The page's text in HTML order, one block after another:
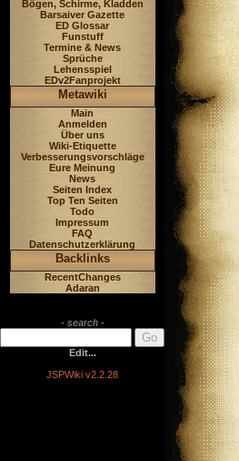
Bögen, Schirme, Kladden
Barsaiver Gazette
ED Glossar
Funstuff
Termine & News
Sprüche
Lehensspiel
EDv2Fanprojekt
Metawiki
Main
Anmelden
Über uns
Wiki-Etiquette
Verbesserungsvorschläge
Eure Meinung
News
Seiten Index
Top Ten Seiten
Todo
Impressum
FAQ
Datenschutzerklärung
Backlinks
RecentChanges
Adaran
- search -
Edit...
JSPWiki v2.2.28